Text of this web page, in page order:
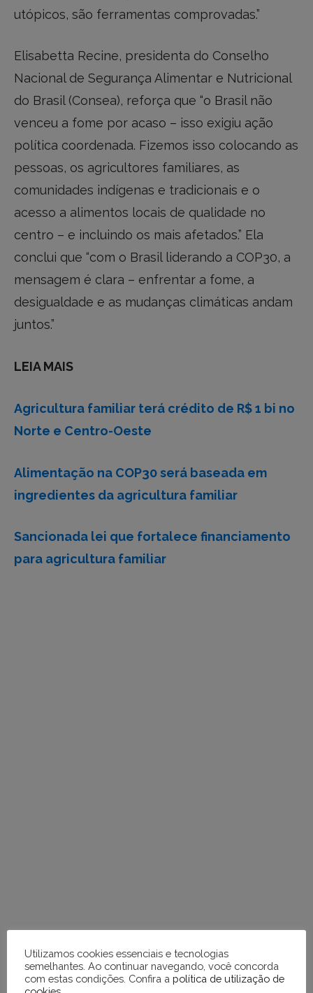
utópicos, são ferramentas comprovadas.”
Elisabetta Recine, presidenta do Conselho
Nacional de Segurança Alimentar e Nutricional
do Brasil (Consea), reforça que “o Brasil não
venceu a fome por acaso – isso exigiu ação
política coordenada. Fizemos isso colocando as
pessoas, os agricultores familiares, as
comunidades indígenas e tradicionais e o
acesso a alimentos locais de qualidade no
centro – e incluindo os mais afetados.” Ela
conclui que “com o Brasil liderando a COP30, a
mensagem é clara – enfrentar a fome, a
desigualdade e as mudanças climáticas andam
juntos.”
LEIA MAIS
Agricultura familiar terá crédito de R$ 1 bi no
Norte e Centro-Oeste
Alimentação na COP30 será baseada em
ingredientes da agricultura familiar
Sancionada lei que fortalece financiamento
para agricultura familiar
Utilizamos cookies essenciais e tecnologias
semelhantes. Ao continuar navegando, você concorda
com estas condições. Confira a política de utilização de